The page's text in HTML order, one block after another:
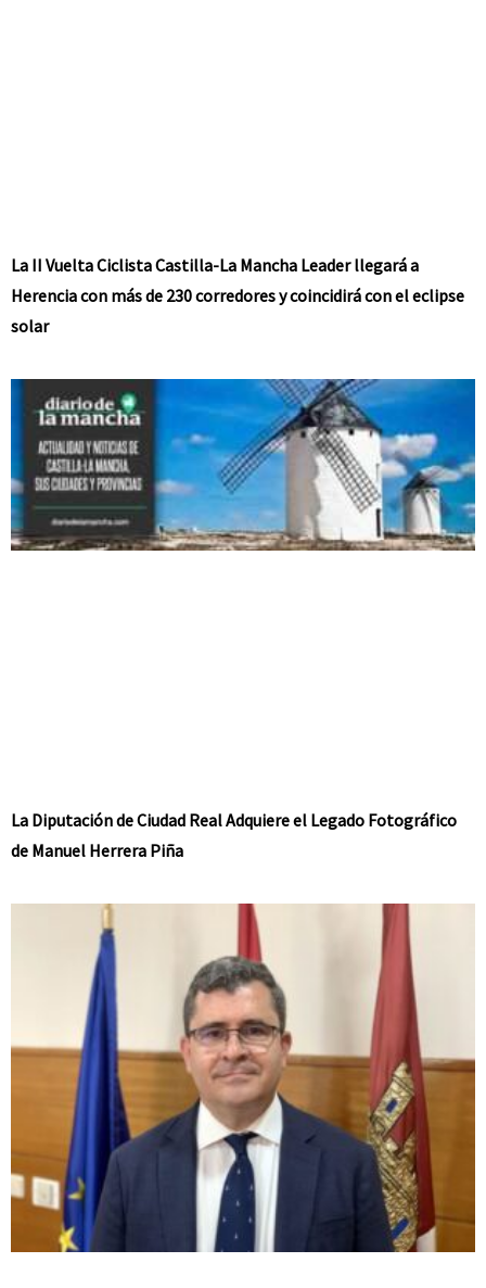
La II Vuelta Ciclista Castilla-La Mancha Leader llegará a
Herencia con más de 230 corredores y coincidirá con el eclipse
solar
La Diputación de Ciudad Real Adquiere el Legado Fotográfico
de Manuel Herrera Piña